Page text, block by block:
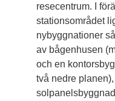
resecentrum. I
stationsområdet
nybyggnationer
av bågenhusen
och en
två nedre